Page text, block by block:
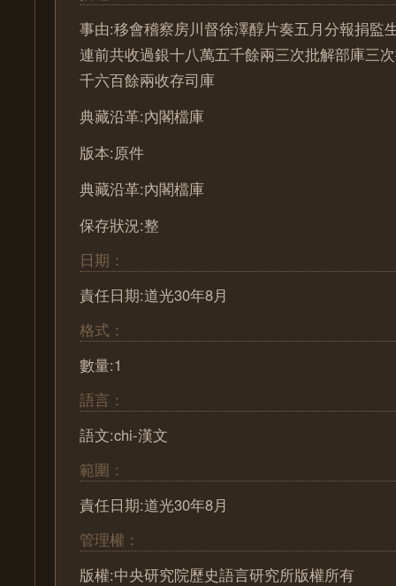
事由:移會稽察房川督徐澤醇片奏五月分報捐監
連前共收過銀十八萬五千餘兩三次批解部庫三
千六百餘兩收存司庫
典藏沿革:內閣檔庫
版本:原件
典藏沿革:內閣檔庫
保存狀況:整
日期：
責任日期:道光30年8月
格式：
數量:1
語言：
語文:chi-漢文
範圍：
責任日期:道光30年8月
管理權：
版權:中央研究院歷史語言研究所版權所有